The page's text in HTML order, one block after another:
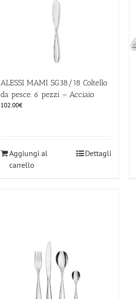
ALESSI MAMI SG38/18 Coltello
da pesce. 6 pezzi – Acciaio
102.00€
Aggiungi al
carrello
Dettagli